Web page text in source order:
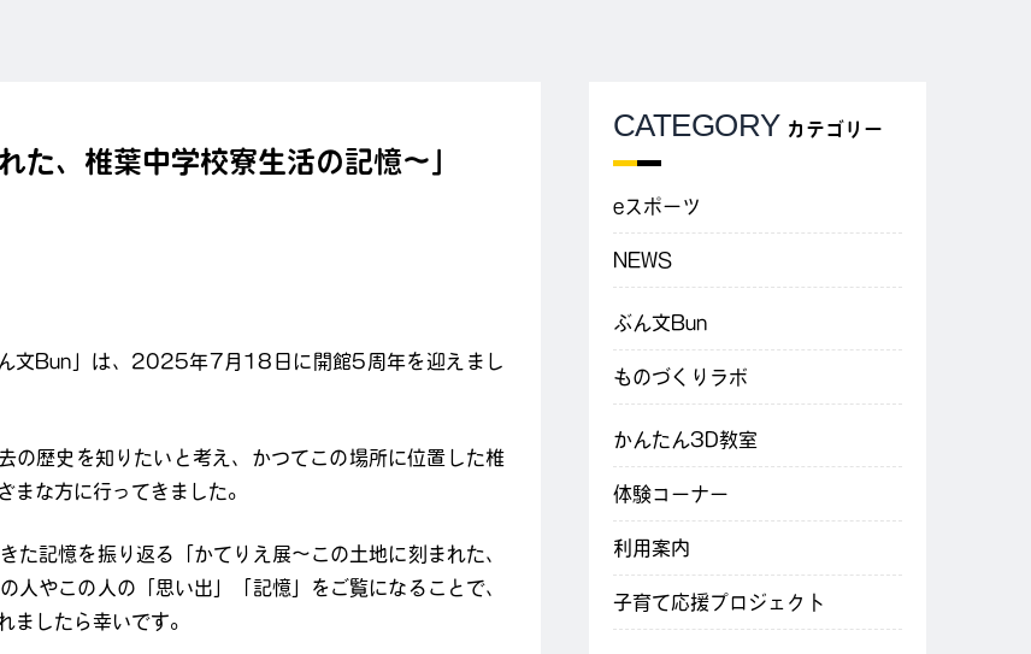
た、椎葉中学校寮生活の記憶～」
文Bun」は、2025年7月18日に開館5周年を迎えまし
の歴史を知りたいと考え、かつてこの場所に位置した椎
まな方に行ってきました。
た記憶を振り返る「かてりえ展～この土地に刻まれた、
人やこの人の「思い出」「記憶」をご覧になることで、
ましたら幸いです。
CATEGORY カテゴリー
eスポーツ
NEWS
ぶん文Bun
ものづくりラボ
かんたん3D教室
体験コーナー
利用案内
子育て応援プロジェクト